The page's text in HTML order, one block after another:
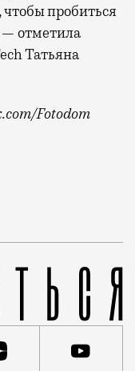
чтобы пробиться
отметила
Татьяна
Fotodom
интернет-